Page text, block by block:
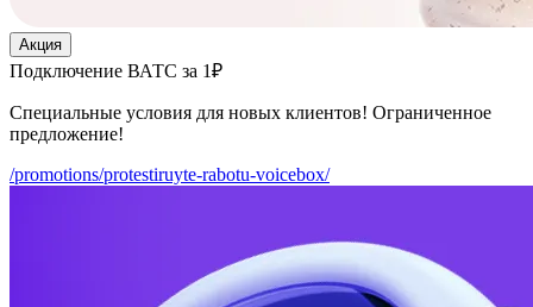
Акция
Подключение ВАТС за 1₽
Специальные условия для новых клиентов! Ограниченное
предложение!
/promotions/protestiruyte-rabotu-voicebox/